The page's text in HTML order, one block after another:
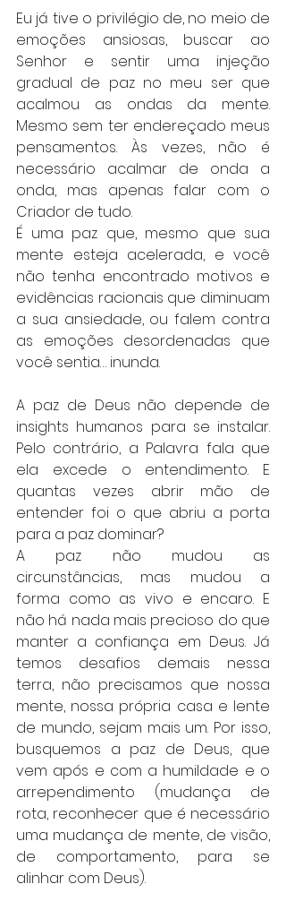
Eu já tive o privilégio de, no meio de
emoções ansiosas, buscar ao
Senhor e sentir uma injeção
gradual de paz no meu ser que
acalmou as ondas da mente.
Mesmo sem ter endereçado meus
pensamentos. Às vezes, não é
necessário acalmar de onda a
onda, mas apenas falar com o
Criador de tudo.
É uma paz que, mesmo que sua
mente esteja acelerada, e você
não tenha encontrado motivos e
evidências racionais que diminuam
a sua ansiedade, ou falem contra
as emoções desordenadas que
você sentia… inunda.
A paz de Deus não depende de
insights humanos para se instalar.
Pelo contrário, a Palavra fala que
ela excede o entendimento. E
quantas vezes abrir mão de
entender foi o que abriu a porta
para a paz dominar?
A paz não mudou as
circunstâncias, mas mudou a
forma como as vivo e encaro. E
não há nada mais precioso do que
manter a confiança em Deus. Já
temos desafios demais nessa
terra, não precisamos que nossa
mente, nossa própria casa e lente
de mundo, sejam mais um. Por isso,
busquemos a paz de Deus, que
vem após e com a humildade e o
arrependimento (mudança de
rota, reconhecer que é necessário
uma mudança de mente, de visão,
de comportamento, para se
alinhar com Deus).